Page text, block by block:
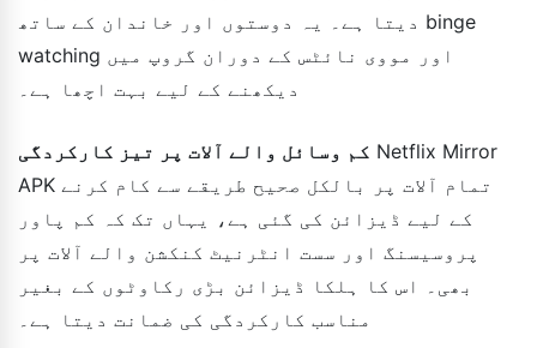
دیتا ہے۔ یہ دوستوں اور خاندان کے ساتھ binge
watching اور مووی نائٹس کے دوران گروپ میں
دیکھنے کے لیے بہت اچھا ہے۔
کم وسائل والے آلات پر تیز کارکردگی Netflix Mirror
APK تمام آلات پر بالکل صحیح طریقے سے کام کرنے
کے لیے ڈیزائن کی گئی ہے، یہاں تک کہ کم پاور
پروسیسنگ اور سست انٹرنیٹ کنکشن والے آلات پر
بھی۔ اس کا ہلکا ڈیزائن بڑی رکاوٹوں کے بغیر
مناسب کارکردگی کی ضمانت دیتا ہے۔